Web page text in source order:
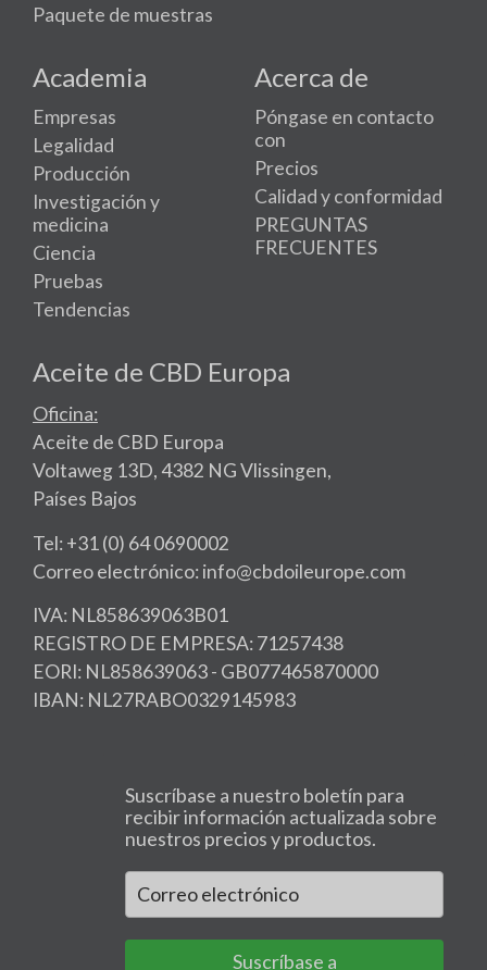
Paquete de muestras
Academia
Empresas
Legalidad
Producción
Investigación y
medicina
Ciencia
Pruebas
Tendencias
Acerca de
Póngase en contacto
con
Precios
Calidad y conformidad
PREGUNTAS
FRECUENTES
Aceite de CBD Europa
Oficina:
Aceite de CBD Europa
Voltaweg 13D, 4382 NG Vlissingen,
Países Bajos
Tel: +31 (0) 64 0690002
Correo electrónico: info@cbdoileurope.com
IVA: NL858639063B01
REGISTRO DE EMPRESA: 71257438
EORI: NL858639063 - GB077465870000
IBAN: NL27RABO0329145983
Suscríbase a nuestro boletín para
recibir información actualizada sobre
nuestros precios y productos.
Suscríbase a